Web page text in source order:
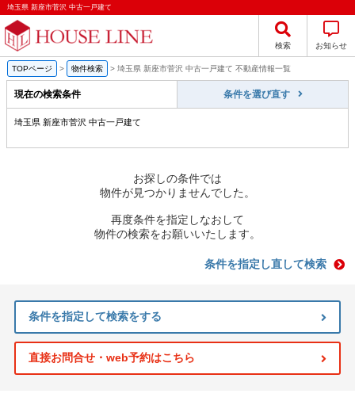
埼玉県 新座市菅沢 中古一戸建て
検索 お知らせ
TOPページ > 物件検索 > 埼玉県 新座市菅沢 中古一戸建て 不動産情報一覧
現在の検索条件 条件を選び直す
埼玉県 新座市菅沢 中古一戸建て
お探しの条件では
物件が見つかりませんでした。
再度条件を指定しなおして
物件の検索をお願いいたします。
条件を指定し直して検索
条件を指定して検索をする
直接お問合せ・web予約はこちら